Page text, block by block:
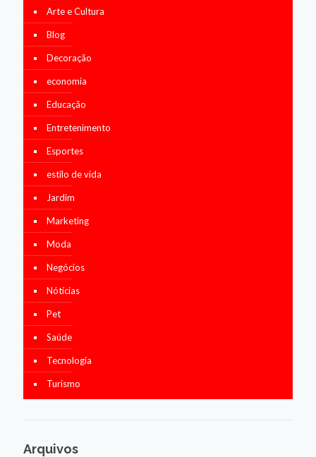
Arte e Cultura
Blog
Decoração
economia
Educação
Entretenimento
Esportes
estilo de vida
Jardim
Marketing
Moda
Negócios
Nótícias
Pet
Saúde
Tecnologia
Turismo
Arquivos